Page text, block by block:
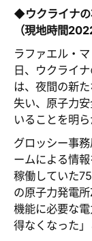
◆ウクライナの
（現地時間
ラファエル・
日、ウクライ
は、夜間の新
失い、原子力
いることを明ら
グロッシー事
ームによる情
稼働していた
の原子力発電
機能に必要な
得なくなった」